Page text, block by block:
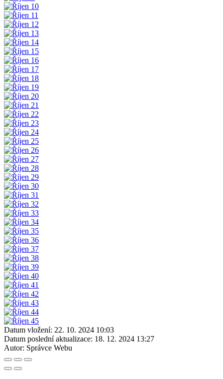
Datum vložení: 22. 10. 2024 10:03
Datum poslední aktualizace: 18. 12. 2024 13:27
Autor: Správce Webu